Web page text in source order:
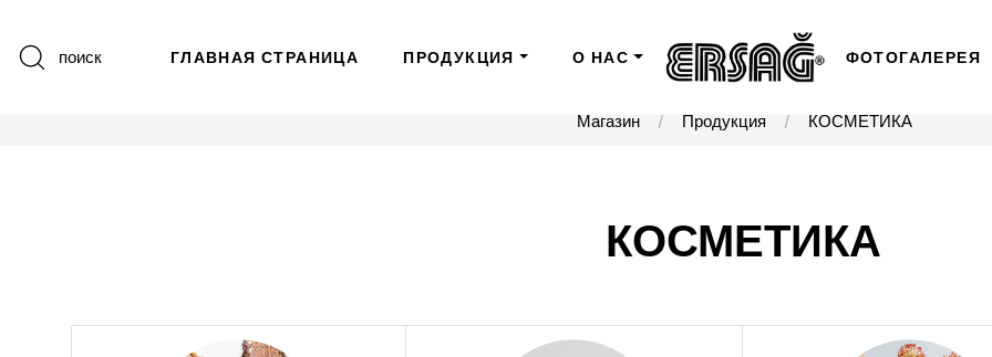
поиск ГЛАВНАЯ СТРАНИЦА ПРОДУКЦИЯ О НАС ФОТОГАЛЕРЕЯ
Магазин Продукция КОСМЕТИКА
КОСМЕТИКА